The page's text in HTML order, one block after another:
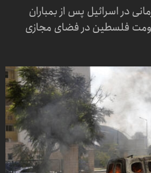
در اسرائیل پس از بمباران
فلسطین در فضای مجازی